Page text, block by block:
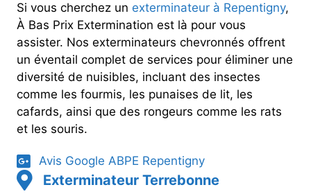
Si vous cherchez un exterminateur à Repentigny,
À Bas Prix Extermination est là pour vous
assister. Nos exterminateurs chevronnés offrent
un éventail complet de services pour éliminer une
diversité de nuisibles, incluant des insectes
comme les fourmis, les punaises de lit, les
cafards, ainsi que des rongeurs comme les rats
et les souris.
Avis Google ABPE Repentigny
Exterminateur Terrebonne